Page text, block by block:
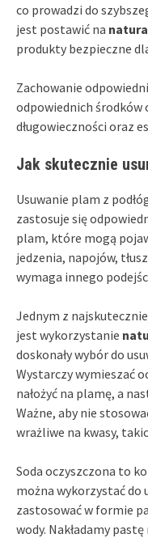
co prowadzi do
jest postawić na
produkty bezpieczne
Zachowanie
odpowiednich środków
długowieczności oraz
Jak skutecznie
Usuwanie plam z
zastosuje się
plam, które mogą
jedzenia, napojów,
wymaga innego
Jednym z
jest wykorzystanie
doskonały wybór do
Wystarczy wymieszać
nałożyć na plamę, a
Ważne, aby nie
wrażliwe na kwasy,
Soda oczyszczona to
można wykorzystać do
zastosować w formie
wody. Nakładamy